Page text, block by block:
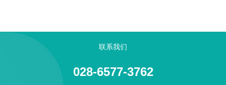
联系我们
028-6577-3762